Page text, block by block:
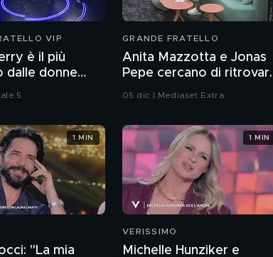
VIP
è il più
dalle donne
puntata
5
GRANDE FRATELLO
Anita Mazzotta e Jonas
Pepe cercano di
la pace
05 dic | Mediaset Extra
"La mia
1 MIN
VERISSIMO
Michelle Hunziker e
1 MIN